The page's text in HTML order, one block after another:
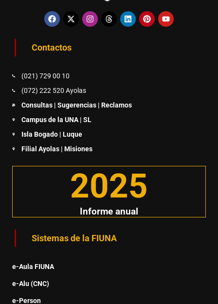
Contactos
(021) 729 00 10
(072) 222 520 Ayolas
Consultas | Sugerencias | Reclamos
Campus de la UNA | SL
Isla Bogado | Luque
Filial Ayolas | Misiones
Informe anual
2025
Sistemas de la FIUNA
e-Aula FIUNA
e-Alu (CNC)
e-Person